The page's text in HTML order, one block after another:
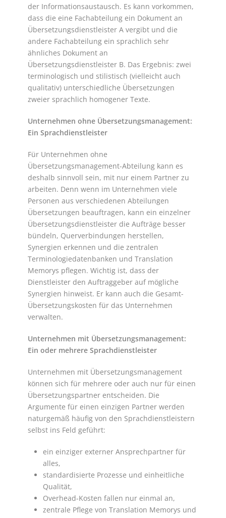
der Informationsaustausch. Es kann vorkommen,
dass die eine Fachabteilung ein Dokument an
Übersetzungsdienstleister A vergibt und die
andere Fachabteilung ein sprachlich sehr
ähnliches Dokument an
Übersetzungsdienstleister B. Das Ergebnis: zwei
terminologisch und stilistisch (vielleicht auch
qualitativ) unterschiedliche Übersetzungen
zweier sprachlich homogener Texte.
Unternehmen ohne Übersetzungsmanagement:
Ein Sprachdienstleister
Für Unternehmen ohne
Übersetzungsmanagement-Abteilung kann es
deshalb sinnvoll sein, mit nur einem Partner zu
arbeiten. Denn wenn im Unternehmen viele
Personen aus verschiedenen Abteilungen
Übersetzungen beauftragen, kann ein einzelner
Übersetzungsdienstleister die Aufträge besser
bündeln, Querverbindungen herstellen,
Synergien erkennen und die zentralen
Terminologiedatenbanken und Translation
Memorys pflegen. Wichtig ist, dass der
Dienstleister den Auftraggeber auf mögliche
Synergien hinweist. Er kann auch die Gesamt-
Übersetzungskosten für das Unternehmen
verwalten.
Unternehmen mit Übersetzungsmanagement:
Ein oder mehrere Sprachdienstleister
Unternehmen mit Übersetzungsmanagement
können sich für mehrere oder auch nur für einen
Übersetzungspartner entscheiden. Die
Argumente für einen einzigen Partner werden
naturgemäß häufig von den Sprachdienstleistern
selbst ins Feld geführt:
ein einziger externer Ansprechpartner für
alles,
standardisierte Prozesse und einheitliche
Qualität,
Overhead-Kosten fallen nur einmal an,
zentrale Pflege von Translation Memorys und